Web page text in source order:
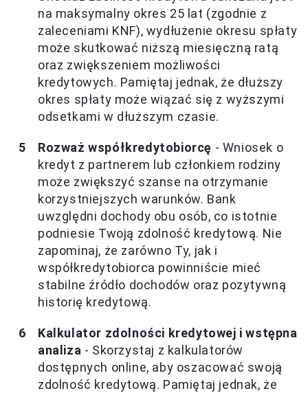
na maksymalny okres 25 lat (zgodnie z
zaleceniami KNF), wydłużenie okresu spłaty
może skutkować niższą miesięczną ratą
oraz zwiększeniem możliwości
kredytowych. Pamiętaj jednak, że dłuższy
okres spłaty może wiązać się z wyższymi
odsetkami w dłuższym czasie.
Rozważ współkredytobiorcę - Wniosek o
kredyt z partnerem lub członkiem rodziny
może zwiększyć szanse na otrzymanie
korzystniejszych warunków. Bank
uwzględni dochody obu osób, co istotnie
podniesie Twoją zdolność kredytową. Nie
zapominaj, że zarówno Ty, jak i
współkredytobiorca powinniście mieć
stabilne źródło dochodów oraz pozytywną
historię kredytową.
Kalkulator zdolności kredytowej i wstępna
analiza - Skorzystaj z kalkulatorów
dostępnych online, aby oszacować swoją
zdolność kredytową. Pamiętaj jednak, że